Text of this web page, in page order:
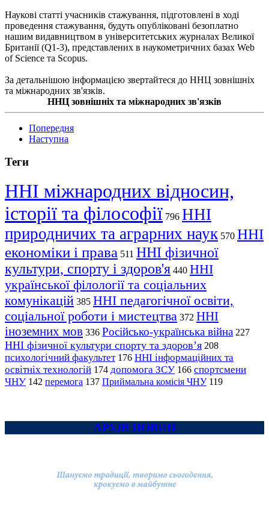
Наукові статті учасників стажування, підготовлені в ході
проведення стажування, будуть опубліковані безоплатно
нашим видавництвом в університетських журналах Великої
Британії (Q1-3), представлених в наукометричних базах Web
of Science та Scopus.
За детальнішою інформацією звертайтеся до ННЦ зовнішніх
та міжнародних зв'язків.
ННЦ зовнішніх та міжнародних зв'язків
Попередня
Наступна
Теги
ННІ міжнародних відносин,
історії та філософії 796 ННІ
природничих та аграрних наук 570 ННІ
економіки і права 511 ННІ фізичної
культури, спорту і здоров'я 440 ННІ
української філології та соціальних
комунікацій 385 ННІ педагогічної освіти,
соціальної роботи і мистецтва 372 ННІ
іноземних мов 336 Російсько-українська війна 227
ННІ фізичної культури спорту та здоров’я 208
психологічний факультет 176 ННІ інформаційних та
освітніх технологій 174 допомога ЗСУ 166 спортсмени
ЧНУ 142 перемога 137 Приймальна комісія ЧНУ 119
АРХІВ НОВИН